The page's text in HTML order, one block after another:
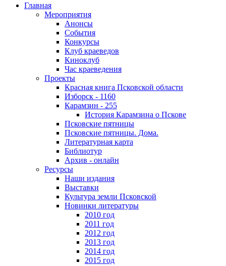
Главная
Мероприятия
Анонсы
События
Конкурсы
Клуб краеведов
Киноклуб
Час краеведения
Проекты
Красная книга Псковской области
Изборск - 1160
Карамзин - 255
История Карамзина о Пскове
Псковские пятницы
Псковские пятницы. Дома.
Литературная карта
Библиотур
Архив - онлайн
Ресурсы
Наши издания
Выставки
Культура земли Псковской
Новинки литературы
2010 год
2011 год
2012 год
2013 год
2014 год
2015 год